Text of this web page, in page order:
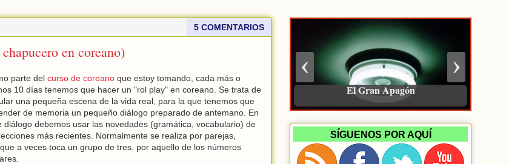
5 COMENTARIOS
en coreano)
parte del curso de coreano que estoy tomando, cada más o
10 días tenemos que hacer un "rol play" en coreano. Se trata de
una pequeña escena de la vida real, para la que tenemos que
de memoria un pequeño diálogo preparado de antemano. En
diálogo debemos usar las novedades (gramática, vocabulario) de
más recientes. Normalmente se realiza por parejas,
a veces toca un grupo de tres, por aquello de los números
Siete libros recomendados en 2025
El Gran Apagón
›
‹
SÍGUENOS POR AQUÍ